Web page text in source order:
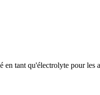
tant qu'électrolyte pour les